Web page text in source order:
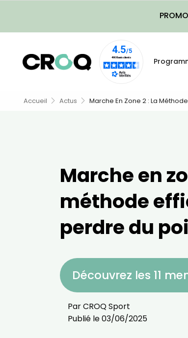
Accueil Actus Marche En Zone 2 : La
Marche en
méthode
perdre du
Découvrez les 11
ParCROQ Sport
Publié le03/06/2025